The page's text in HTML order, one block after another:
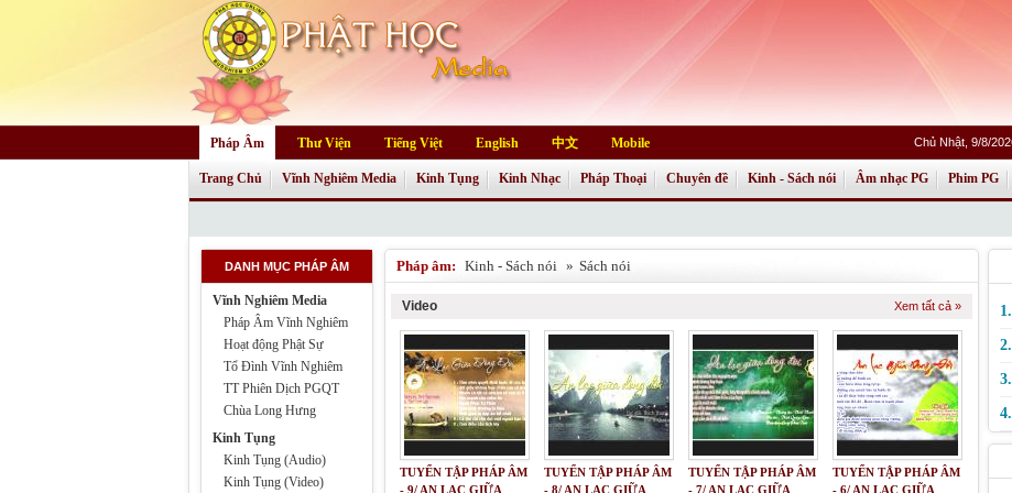
Pháp Âm Thư Viện Tiếng Việt English 中文 Mobile Chủ Nhật, 9/8/
Trang Chủ Vĩnh Nghiêm Media Kinh Tụng Kinh Nhạc Pháp Thoại Chuyên đề Kinh - Sách nói Âm nhạc PG Phim PG
DANH MỤC PHÁP ÂM
Vĩnh Nghiêm Media
Pháp Âm Vĩnh Nghiêm
Hoạt động Phật Sự
Tổ Đình Vĩnh Nghiêm
TT Phiên Dịch PGQT
Chùa Long Hưng
Kinh Tụng
Kinh Tụng (Audio)
Kinh Tụng (Video)
Pháp âm: Kinh - Sách nói » Sách nói
Video Xem tất cả »
TUYỂN TẬP PHÁP ÂM
- 9/ AN LẠC GIỮA
TUYỂN TẬP PHÁP ÂM
- 8/ AN LẠC GIỮA
TUYỂN TẬP PHÁP ÂM
- 7/ AN LẠC GIỮA
TUYỂN TẬP PHÁP ÂM
- 6/ AN LẠC GIỮA
1.
2.
3.
4.